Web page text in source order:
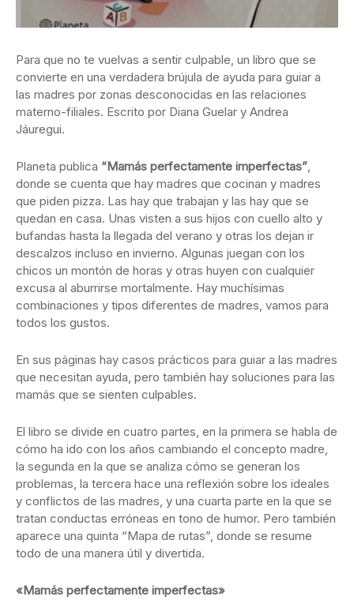
Para que no te vuelvas a sentir culpable, un libro que se
convierte en una verdadera brújula de ayuda para guiar a
las madres por zonas desconocidas en las relaciones
materno-filiales. Escrito por Diana Guelar y Andrea
Jáuregui.
Planeta publica “Mamás perfectamente imperfectas”,
donde se cuenta que hay madres que cocinan y madres
que piden pizza. Las hay que trabajan y las hay que se
quedan en casa. Unas visten a sus hijos con cuello alto y
bufandas hasta la llegada del verano y otras los dejan ir
descalzos incluso en invierno. Algunas juegan con los
chicos un montón de horas y otras huyen con cualquier
excusa al aburrirse mortalmente. Hay muchísimas
combinaciones y tipos diferentes de madres, vamos para
todos los gustos.
En sus páginas hay casos prácticos para guiar a las madres
que necesitan ayuda, pero también hay soluciones para las
mamás que se sienten culpables.
El libro se divide en cuatro partes, en la primera se habla de
cómo ha ido con los años cambiando el concepto madre,
la segunda en la que se analiza cómo se generan los
problemas, la tercera hace una reflexión sobre los ideales
y conflictos de las madres, y una cuarta parte en la que se
tratan conductas erróneas en tono de humor. Pero también
aparece una quinta “Mapa de rutas”, donde se resume
todo de una manera útil y divertida.
«Mamás perfectamente imperfectas»